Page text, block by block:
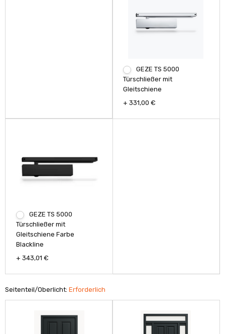
GEZE TS 5000
Türschließer mit
Gleitschiene
+ 331,00 €
GEZE TS 5000
Türschließer mit
Gleitschiene Farbe
Blackline
+ 343,01 €
Seitenteil/Oberlicht:Erforderlich